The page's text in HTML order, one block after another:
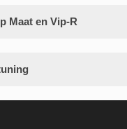
Maat en Vip-R